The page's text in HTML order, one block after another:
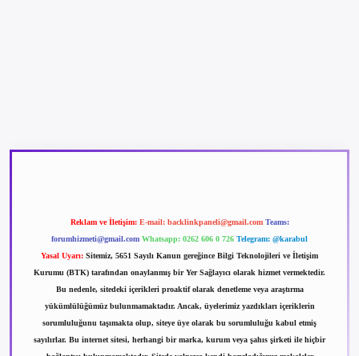
Reklam ve İletişim: E-mail: backlinkpaneli@gmail.com Teams:
forumhizmeti@gmail.com Whatsapp: 0262 606 0 726 Telegram: @karabul
Yasal Uyarı: Sitemiz, 5651 Sayılı Kanun gereğince Bilgi Teknolojileri ve İletişim
Kurumu (BTK) tarafından onaylanmış bir Yer Sağlayıcı olarak hizmet vermektedir.
Bu nedenle, sitedeki içerikleri proaktif olarak denetleme veya araştırma
yükümlülüğümüz bulunmamaktadır. Ancak, üyelerimiz yazdıkları içeriklerin
sorumluluğunu taşımakta olup, siteye üye olarak bu sorumluluğu kabul etmiş
sayılırlar. Bu internet sitesi, herhangi bir marka, kurum veya şahıs şirketi ile hiçbir